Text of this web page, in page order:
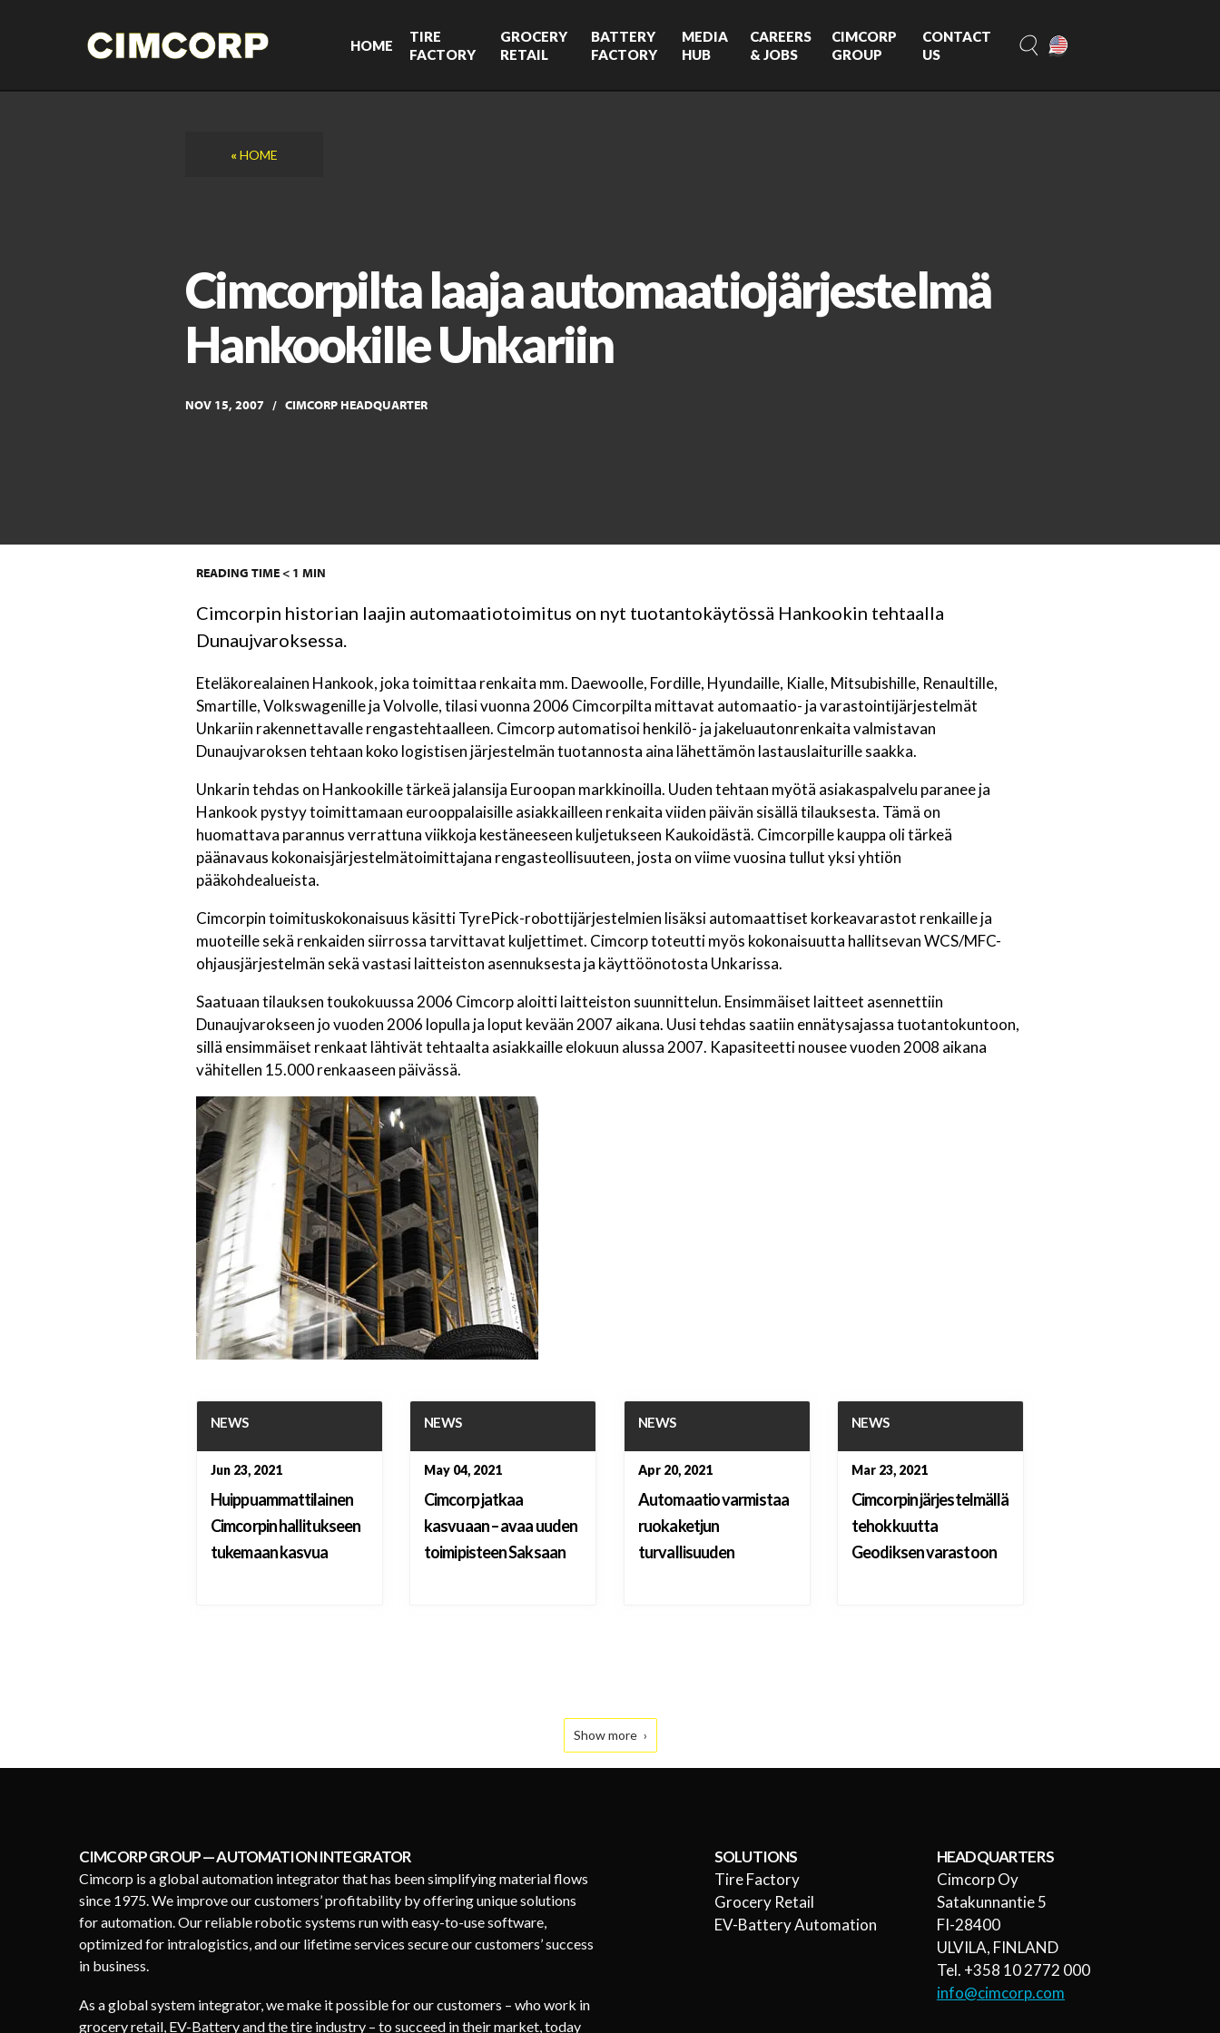
HOME
TIRE
FACTORY
GROCERY
RETAIL
BATTERY
FACTORY
MEDIA
HUB
CAREERS
& JOBS
CIMCORP
GROUP
CONTACT
US
« HOME
Cimcorpilta laaja automaatiojärjestelmä
Hankookille Unkariin
NOV 15, 2007 CIMCORP HEADQUARTER
READING TIME< 1 MIN
Cimcorpin historian laajin automaatiotoimitus on nyt tuotantokäytössä Hankookin tehtaalla
Dunaujvaroksessa.
Eteläkorealainen Hankook, joka toimittaa renkaita mm. Daewoolle, Fordille, Hyundaille, Kialle, Mitsubishille, Renaultille,
Smartille, Volkswagenille ja Volvolle, tilasi vuonna 2006 Cimcorpilta mittavat automaatio- ja varastointijärjestelmät
Unkariin rakennettavalle rengastehtaalleen. Cimcorp automatisoi henkilö- ja jakeluautonrenkaita valmistavan
Dunaujvaroksen tehtaan koko logistisen järjestelmän tuotannosta aina lähettämön lastauslaiturille saakka.
Unkarin tehdas on Hankookille tärkeä jalansija Euroopan markkinoilla. Uuden tehtaan myötä asiakaspalvelu paranee ja
Hankook pystyy toimittamaan eurooppalaisille asiakkailleen renkaita viiden päivän sisällä tilauksesta. Tämä on
huomattava parannus verrattuna viikkoja kestäneeseen kuljetukseen Kaukoidästä. Cimcorpille kauppa oli tärkeä
päänavaus kokonaisjärjestelmätoimittajana rengasteollisuuteen, josta on viime vuosina tullut yksi yhtiön
pääkohdealueista.
Cimcorpin toimituskokonaisuus käsitti TyrePick-robottijärjestelmien lisäksi automaattiset korkeavarastot renkaille ja
muoteille sekä renkaiden siirrossa tarvittavat kuljettimet. Cimcorp toteutti myös kokonaisuutta hallitsevan WCS/MFC-
ohjausjärjestelmän sekä vastasi laitteiston asennuksesta ja käyttöönotosta Unkarissa.
Saatuaan tilauksen toukokuussa 2006 Cimcorp aloitti laitteiston suunnittelun. Ensimmäiset laitteet asennettiin
Dunaujvarokseen jo vuoden 2006 lopulla ja loput kevään 2007 aikana. Uusi tehdas saatiin ennätysajassa tuotantokuntoon,
sillä ensimmäiset renkaat lähtivät tehtaalta asiakkaille elokuun alussa 2007. Kapasiteetti nousee vuoden 2008 aikana
vähitellen 15.000 renkaaseen päivässä.
NEWS
Jun 23, 2021
Huippuammattilainen
Cimcorpin hallitukseen
tukemaan kasvua
NEWS
May 04, 2021
Cimcorp jatkaa
kasvuaan – avaa uuden
toimipisteen Saksaan
NEWS
Apr 20, 2021
Automaatio varmistaa
ruokaketjun
turvallisuuden
NEWS
Mar 23, 2021
Cimcorpin järjestelmällä
tehokkuutta
Geodiksen varastoon
Show more
CIMCORP GROUP — AUTOMATION INTEGRATOR
Cimcorp is a global automation integrator that has been simplifying material flows
since 1975. We improve our customers’ profitability by offering unique solutions
for automation. Our reliable robotic systems run with easy-to-use software,
optimized for intralogistics, and our lifetime services secure our customers’ success
in business.
As a global system integrator, we make it possible for our customers – who work in
grocery retail, EV-Battery and the tire industry – to succeed in their market, today
SOLUTIONS
Tire Factory
Grocery Retail
EV-Battery Automation
HEADQUARTERS
Cimcorp Oy
Satakunnantie 5
FI-28400
ULVILA, FINLAND
Tel. +358 10 2772 000
info@cimcorp.com